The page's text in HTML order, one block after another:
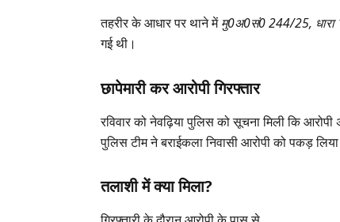
तहरीर के आधार पर थाने मेंमु0अ0सं0 244/25, धारा
गई थी।
छापेमारी कर आरोपी गिरफ्तार
रविवार को नेवढ़िया पुलिस को सूचना मिली कि
पुलिस टीम ने बराईकला निवासी आरोपी को पकड़
तलाशी में क्या मिला?